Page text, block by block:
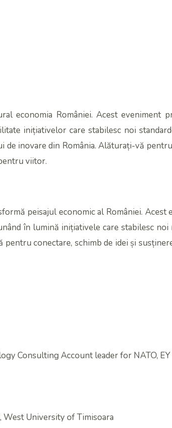
economia României. Acest eveniment
inițiativelor care stabilesc noi
inovare din România. Alăturați-vă
viitor.
peisajul economic al României. Acest
în lumină inițiativele care stabilesc noi
conectare, schimb de idei și
Consulting Account leader for NATO, EY
West University of Timisoara